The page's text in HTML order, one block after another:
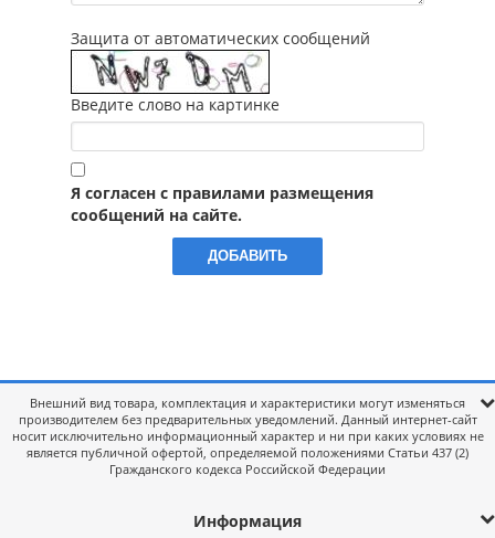
Защита от автоматических сообщений
Введите слово на картинке
Я согласен с правилами размещения
сообщений на сайте.
Внешний вид товара, комплектация и характеристики могут изменяться
производителем без предварительных уведомлений. Данный интернет-сайт
носит исключительно информационный характер и ни при каких условиях не
является публичной офертой, определяемой положениями Статьи 437 (2)
Гражданского кодекса Российской Федерации
Информация